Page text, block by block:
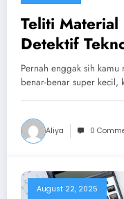
Teliti Material
Detektif
Pernah enggak sih
benar-benar super
Aliya 0
August 22, 2025